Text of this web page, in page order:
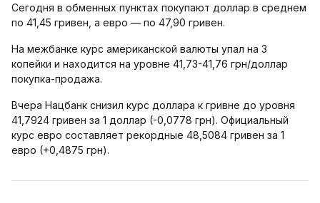
Сегодня в обменных пунктах покупают доллар в среднем
по 41,45 гривен, а евро — по 47,90 гривен.
На межбанке курс американской валюты упал на 3
копейки и находится на уровне 41,73-41,76 грн/доллар
покупка-продажа.
Вчера Нацбанк снизил курс доллара к гривне до уровня
41,7924 гривен за 1 доллар (-0,0778 грн). Официальный
курс евро составляет рекордные 48,5084 гривен за 1
евро (+0,4875 грн).